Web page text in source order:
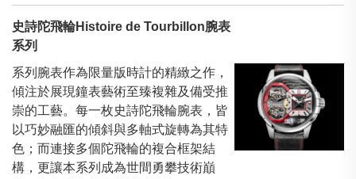
史詩陀飛輪Histoire de Tourbillon腕表
系列
系列腕表作為限量版時計的精緻之作，
傾注於展現鐘表藝術至臻複雜及備受推
崇的工藝。每一枚史詩陀飛輪腕表，皆
以巧妙融匯的傾斜與多軸式旋轉為其特
色；而連接多個陀飛輪的複合框架結
構，更讓本系列成為世間勇攀技術巔